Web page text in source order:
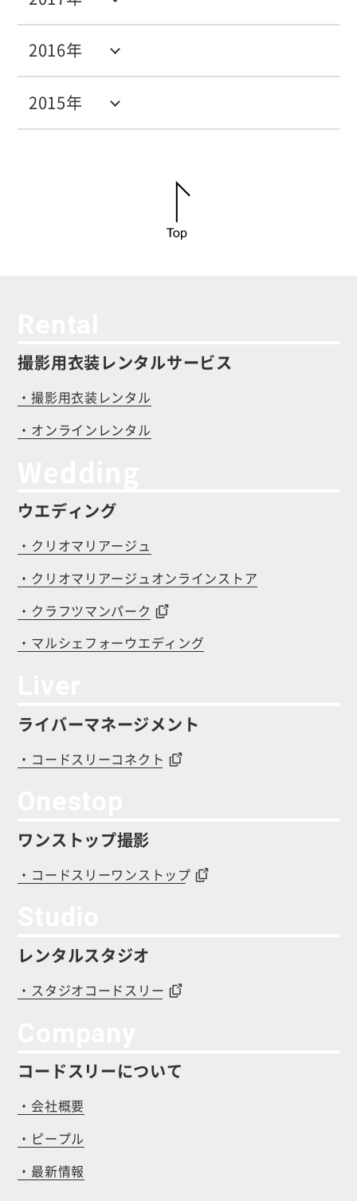
2015年
2016年
撮影用衣装レンタルサービス
・撮影用衣装レンタル
・オンラインレンタル
ウエディング
・クリオマリアージュ
・クリオマリアージュオンラインストア
・クラフツマンパーク
・マルシェフォーウエディング
ライバーマネージメント
・コードスリーコネクト
ワンストップ撮影
・コードスリーワンストップ
レンタルスタジオ
・スタジオコードスリー
コードスリーについて
・会社概要
・ピープル
・最新情報